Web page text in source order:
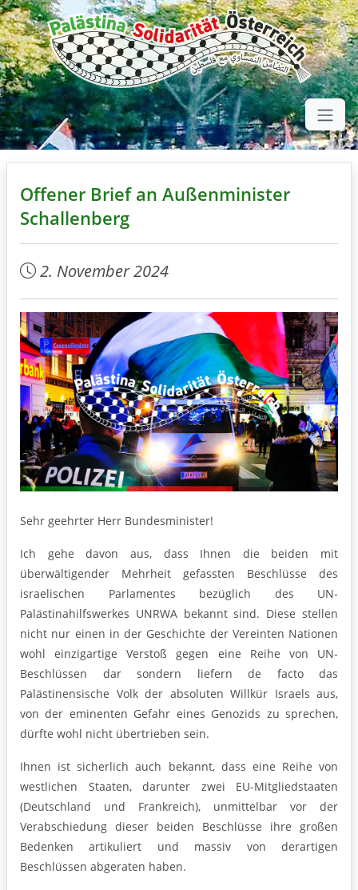
Offener Brief an Außenminister
Schallenberg
2. November 2024
Sehr geehrter Herr Bundesminister!
Ich gehe davon aus, dass Ihnen die beiden mit
überwältigender Mehrheit gefassten Beschlüsse des
israelischen Parlamentes bezüglich des UN-
Palästinahilfswerkes UNRWA bekannt sind. Diese stellen
nicht nur einen in der Geschichte der Vereinten Nationen
wohl einzigartige Verstoß gegen eine Reihe von UN-
Beschlüssen dar sondern liefern de facto das
Palästinensische Volk der absoluten Willkür Israels aus,
von der eminenten Gefahr eines Genozids zu sprechen,
dürfte wohl nicht übertrieben sein.
Ihnen ist sicherlich auch bekannt, dass eine Reihe von
westlichen Staaten, darunter zwei EU-Mitgliedstaaten
(Deutschland und Frankreich), unmittelbar vor der
Verabschiedung dieser beiden Beschlüsse ihre großen
Bedenken artikuliert und massiv von derartigen
Beschlüssen abgeraten haben.